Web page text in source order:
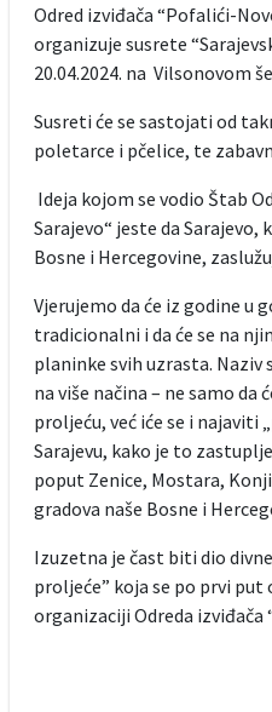
Odred izviđača “Pofalići-
organizuje susrete
20.04.2024. na Vilsonovom
Susreti će se sastojati od
poletarce i pčelice, te
Ideja kojom se vodio Štab
Sarajevo“ jeste da Sarajevo,
Bosne i Hercegovine,
Vjerujemo da će iz godine u
tradicionalni i da će se na
planinke svih uzrasta. Naziv
na više načina – ne samo
proljeću, već iće se i najaviti
Sarajevu, kako je to
poput Zenice, Mostara,
gradova naše Bosne i
Izuzetna je čast biti dio
proljeće” koja se po prvi put
organizaciji Odreda izviđača